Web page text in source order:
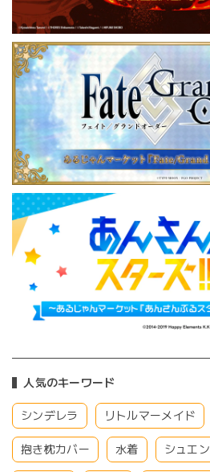
人気のキーワード
シンデレラ リトルマーメイド
抱き枕カバー 水着 シュエン